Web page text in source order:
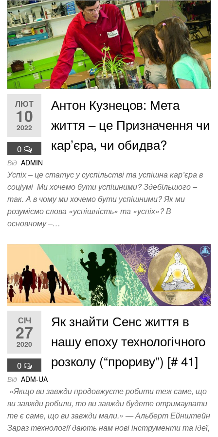
ЛЮТ
10
2022
0
Антон Кузнецов: Мета
життя – це Призначення чи
кар’єра, чи обидва?
Від ADMIN
Успіх – це статус у суспільстві та успішна кар’єра в
соціумі Ми хочемо бути успішними? Здебільшого –
так. А в чому ми хочемо бути успішними? Як ми
розуміємо слова «успішність» та «успіх»? В
основному –…
СІЧ
27
2020
0
Як знайти Сенс життя в
нашу епоху технологічного
розколу (“прориву”) [# 41]
Від ADM-UA
«Якщо ви завжди продовжуєте робити теж саме, що
ви завжди робили, то ви завжди будете отримаувати
те є саме, що ви завжди мали.» — Альберт Ейнштейн
Зараз технології дають нам нові інструменти та ідеї,